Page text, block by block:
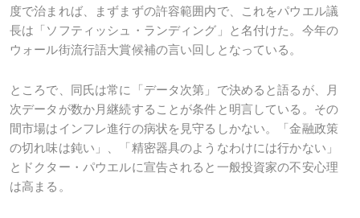
度で治まれば、まずまずの許容範囲内で、これをパウエル議
長は「ソフティッシュ・ランディング」と名付けた。今年の
ウォール街流行語大賞候補の言い回しとなっている。
ところで、同氏は常に「データ次第」で決めると語るが、月
次データが数か月継続することが条件と明言している。その
間市場はインフレ進行の病状を見守るしかない。「金融政策
の切れ味は鈍い」、「精密器具のようなわけには行かない」
とドクター・パウエルに宣告されると一般投資家の不安心理
は高まる。